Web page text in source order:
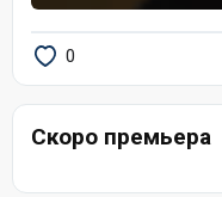
0
Скоро премьера